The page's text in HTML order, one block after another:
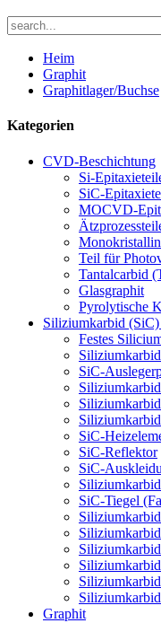
Heim
Graphit
Graphitlager/Buchse
Kategorien
CVD-Beschichtung
Si-
SiC-
MOCVD-
Teil für
Tantalcarbid
Glasgraphit
Pyrolytische
Siliziumkarbid
Festes
SiC-
SiC-
SiC-Reflektor
SiC-
SiC-Tiegel
Graphit